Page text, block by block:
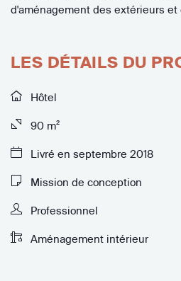
d'aménagement des extérieurs et
LES DÉTAILS DU
Hôtel
90 m²
Livré en septembre 2018
Mission de conception
Professionnel
Aménagement intérieur